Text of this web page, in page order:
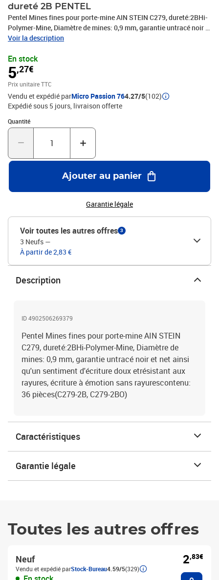
dureté 2B PENTEL
Pentel Mines fines pour porte-mine AIN STEIN C279, dureté:2BHi-
Polymer-Mine, Diamètre de mines: 0,9 mm, garantie untracé noir et
net ainsi qu'un sentiment d'écriture doux etrésistant aux rayures,
C279-2BO)
Voir la description
En stock
5,27€
Prix unitaire TTC
Vendu et expédié parMicro Passion 764.27/5(102)
Expédié sous 5 jours livraison offerte
Quantité
Quantité : 1
Ajouter au panier
Garantie légale
Voir toutes les autres offres 3
3 Neufs —
À partir de 2,83 €
Description
ID 4902506269379
Pentel Mines fines pour porte-mine AIN STEIN
C279, dureté:2BHi-Polymer-Mine, Diamètre de
mines: 0,9 mm, garantie untracé noir et net ainsi
qu'un sentiment d'écriture doux etrésistant aux
rayures, écriture à émotion sans rayurescontenu:
36 pièces(C279-2B, C279-2BO)
Caractéristiques
Garantie légale
Toutes les autres offres
Neuf
Vendu et expédié parStock-Bureau4.59/5(329)
2,83€